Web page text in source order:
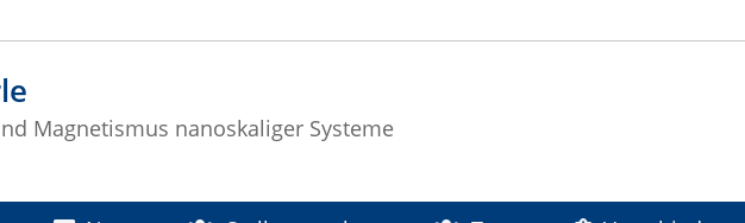
Magnetismus nanoskaliger Systeme